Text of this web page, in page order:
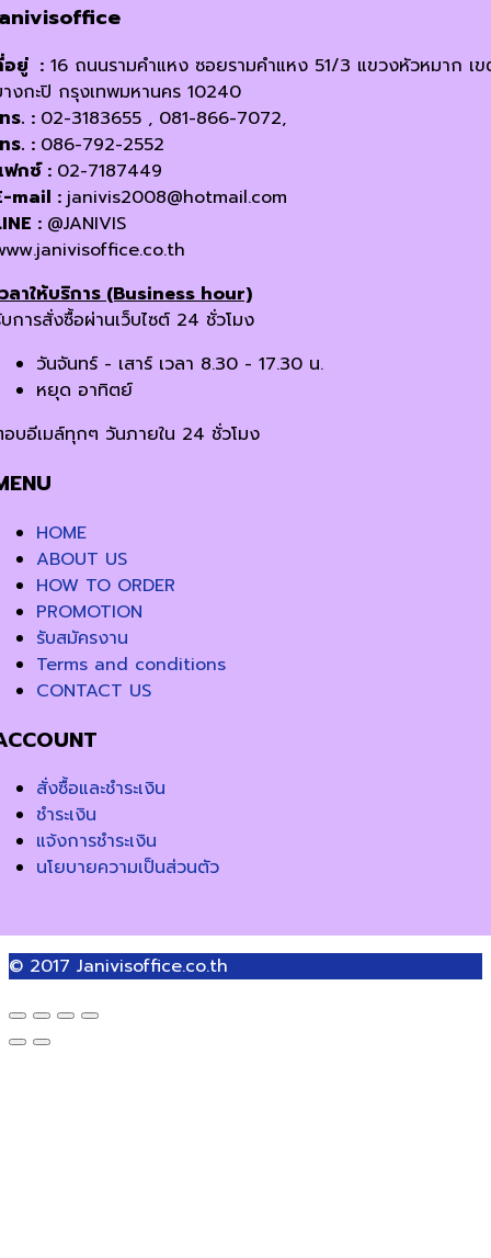
อยู่ : 16 ถนนรามคำแหง ซอยรามคำแหง 51/3 แขวงหัวหมาก เ
งกะปิ กรุงเทพมหานคร 10240
ร. : 02-3183655 , 081-866-7072,
ร. : 086-792-2552
กซ์ : 02-7187449
mail : janivis2008@hotmail.com
: @JANIVIS
ลาให้บริการ (Business hour)
การสั่งซื้อผ่านเว็บไซต์ 24 ชั่วโมง
วันจันทร์ - เสาร์ เวลา 8.30 - 17.30 น.
หยุด อาทิตย์
บอีเมล์ทุกๆ วันภายใน 24 ชั่วโมง
HOME
ABOUT US
HOW TO ORDER
PROMOTION
รับสมัครงาน
Terms and conditions
CONTACT US
สั่งซื้อและชำระเงิน
ชำระเงิน
แจ้งการชำระเงิน
นโยบายความเป็นส่วนตัว
© 2017 Janivisoffice.co.th